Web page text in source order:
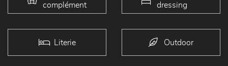
complément
dressing
Literie Outdoor